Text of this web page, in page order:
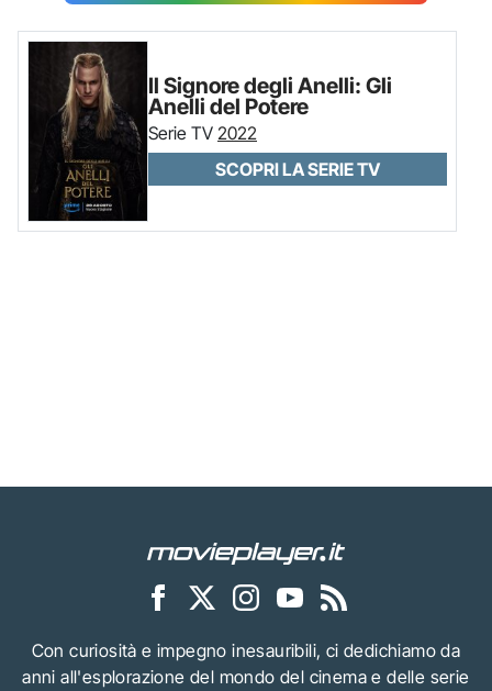
Il Signore degli Anelli: Gli
Anelli del Potere
Serie TV 2022
SCOPRI LA SERIE TV
Con curiosità e impegno inesauribili, ci dedichiamo da
anni all'esplorazione del mondo del cinema e delle serie